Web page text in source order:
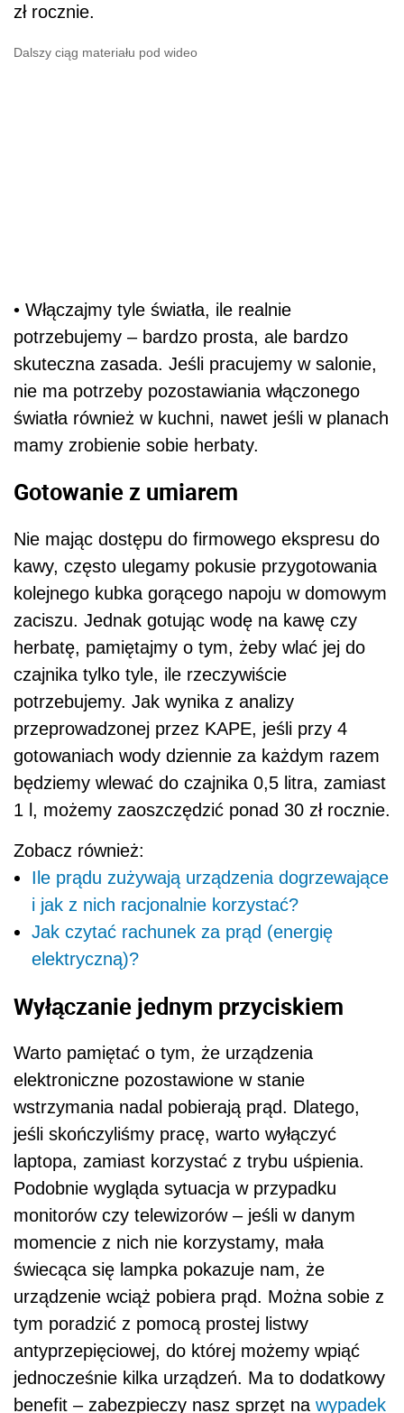
zł rocznie.
Dalszy ciąg materiału pod wideo
• Włączajmy tyle światła, ile realnie
potrzebujemy – bardzo prosta, ale bardzo
skuteczna zasada. Jeśli pracujemy w salonie,
nie ma potrzeby pozostawiania włączonego
światła również w kuchni, nawet jeśli w planach
mamy zrobienie sobie herbaty.
Gotowanie z umiarem
Nie mając dostępu do firmowego ekspresu do
kawy, często ulegamy pokusie przygotowania
kolejnego kubka gorącego napoju w domowym
zaciszu. Jednak gotując wodę na kawę czy
herbatę, pamiętajmy o tym, żeby wlać jej do
czajnika tylko tyle, ile rzeczywiście
potrzebujemy. Jak wynika z analizy
przeprowadzonej przez KAPE, jeśli przy 4
gotowaniach wody dziennie za każdym razem
będziemy wlewać do czajnika 0,5 litra, zamiast
1 l, możemy zaoszczędzić ponad 30 zł rocznie.
Zobacz również:
Ile prądu zużywają urządzenia dogrzewające
i jak z nich racjonalnie korzystać?
Jak czytać rachunek za prąd (energię
elektryczną)?
Wyłączanie jednym przyciskiem
Warto pamiętać o tym, że urządzenia
elektroniczne pozostawione w stanie
wstrzymania nadal pobierają prąd. Dlatego,
jeśli skończyliśmy pracę, warto wyłączyć
laptopa, zamiast korzystać z trybu uśpienia.
Podobnie wygląda sytuacja w przypadku
monitorów czy telewizorów – jeśli w danym
momencie z nich nie korzystamy, mała
świecąca się lampka pokazuje nam, że
urządzenie wciąż pobiera prąd. Można sobie z
tym poradzić z pomocą prostej listwy
antyprzepięciowej, do której możemy wpiąć
jednocześnie kilka urządzeń. Ma to dodatkowy
benefit – zabezpieczy nasz sprzęt na wypadek